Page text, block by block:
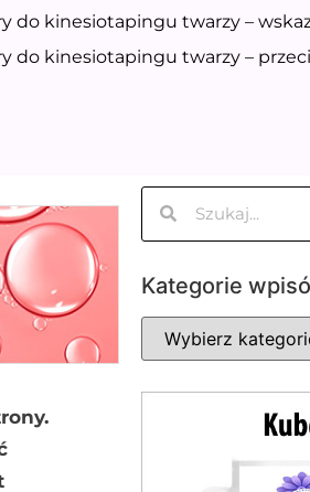
do kinesiotapingu twarzy –
do kinesiotapingu twarzy –
Kategorie